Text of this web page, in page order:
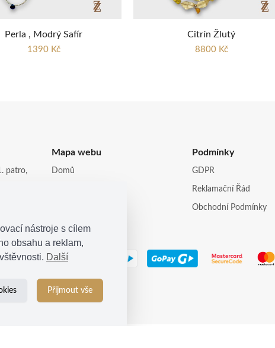
Perla , Modrý Safír
1390 Kč
Citrín Žlutý
8800 Kč
patro,
Mapa webu
Domů
Podmínky
GDPR
Reklamační Řád
Obchodní Podmínky
nástroje s cílem
obsahu a reklam,
Další
Přijmout vše